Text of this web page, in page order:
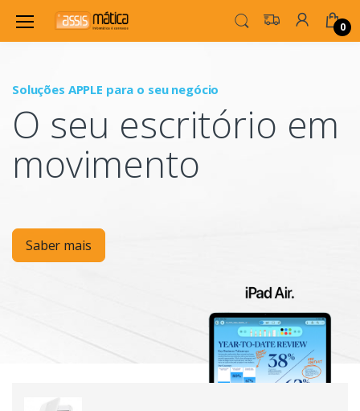
0
Soluções APPLE para o seu negócio
O seu escritório em
movimento
Saber mais